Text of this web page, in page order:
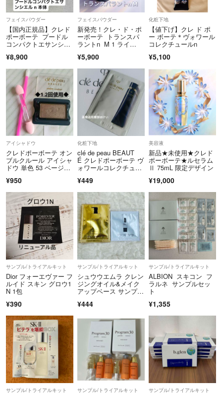
フェイスパウダー
【国内正規品】クレド
ポーボーテ プードル
コンパクトエサンシエ
¥8,900
フェイスパウダー
新発売！クレ・ド・ポ
ーボーテ トランスパ
ラントn M 1 ライ
¥5,900
化粧下地
【値下げ】クレ ド ポ
ー ボーテ＊ヴォワール
コレクチュールn
¥5,100
アイシャドウ
クレドポーボーテ オン
ブルクルール アイシャ
ドウ 単色 53 ベージ
ップ付 単色
¥950
化粧下地
clé de peau BEAUT
É クレドポーボーテ ヴ
ォワールコレクチュー
堂 クレド ベース プラ
イマー
¥449
美容液
新品★未使用★クレド
ポーボーテ★ルセラム
Ⅱ 75mL 限定デザイン
¥19,000
サンプル/トライアルキット
Dior フォーエヴァー フ
ルイド スキン グロウ1
N 1包
¥390
サンプル/トライアルキット
シュウウエムラ クレン
ジングオイル&メイク
アップベース サンプル
¥444
サンプル/トライアルキット
ALBION スキコン フ
ラルネ サンプルセッ
ト
¥1,355
サンプル/トライアルキット サンプル/トライアルキット サンプル/トライアルキット